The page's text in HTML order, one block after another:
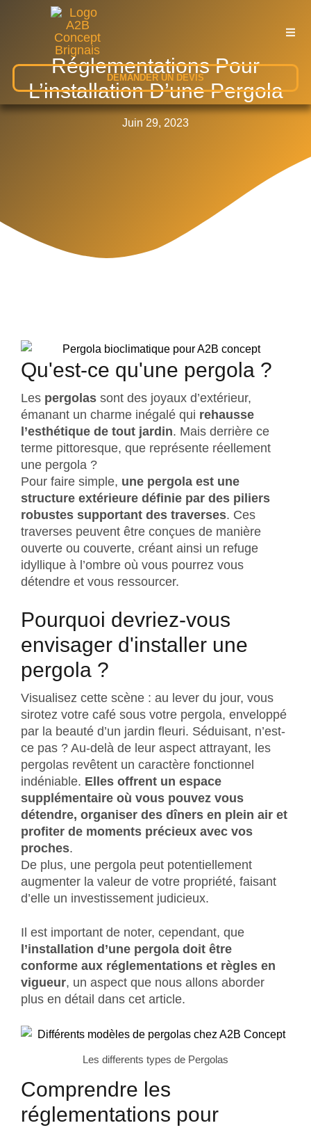
DEMANDER UN DEVIS
Réglementations Pour
L’installation D’une Pergola
Juin 29, 2023
Qu'est-ce qu'une pergola ?
Les pergolas sont des joyaux d’extérieur,
émanant un charme inégalé qui rehausse
l’esthétique de tout jardin. Mais derrière ce
terme pittoresque, que représente réellement
une pergola ?
Pour faire simple, une pergola est une
structure extérieure définie par des piliers
robustes supportant des traverses. Ces
traverses peuvent être conçues de manière
ouverte ou couverte, créant ainsi un refuge
idyllique à l’ombre où vous pourrez vous
détendre et vous ressourcer.
Pourquoi devriez-vous
envisager d'installer une
pergola ?
Visualisez cette scène : au lever du jour, vous
sirotez votre café sous votre pergola, enveloppé
par la beauté d’un jardin fleuri. Séduisant, n’est-
ce pas ? Au-delà de leur aspect attrayant, les
pergolas revêtent un caractère fonctionnel
indéniable. Elles offrent un espace
supplémentaire où vous pouvez vous
détendre, organiser des dîners en plein air et
profiter de moments précieux avec vos
proches.
De plus, une pergola peut potentiellement
augmenter la valeur de votre propriété, faisant
d’elle un investissement judicieux.
Il est important de noter, cependant, que
l’installation d’une pergola doit être
conforme aux réglementations et règles en
vigueur, un aspect que nous allons aborder
plus en détail dans cet article.
Les differents types de Pergolas
Comprendre les
réglementations pour